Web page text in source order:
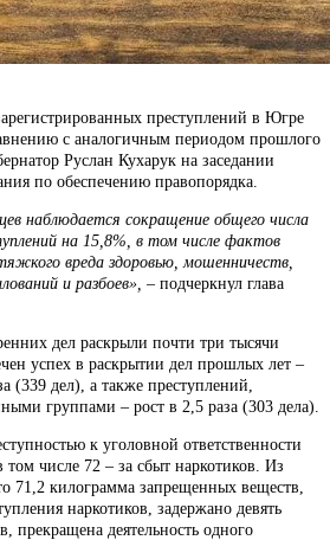
преступлений в Югре
с аналогичным периодом прошлого
Руслан Кухарук на заседании
по обеспечению правопорядка.
наблюдается сокращение общего числа
на 15,8%, в том числе фактов
вреда здоровью, мошенничеств,
и разбоев», – подчеркнул глава
дел раскрыли почти три тысячи
успех в раскрытии дел прошлых лет –
(339 дел), а также преступлений,
группами – рост в 2,5 раза (303 дела).
к уголовной ответственности
числе 72 – за сбыт наркотиков. Из
71,2 килограмма запрещенных веществ,
наркотиков, задержано девять
прекращена деятельность одного